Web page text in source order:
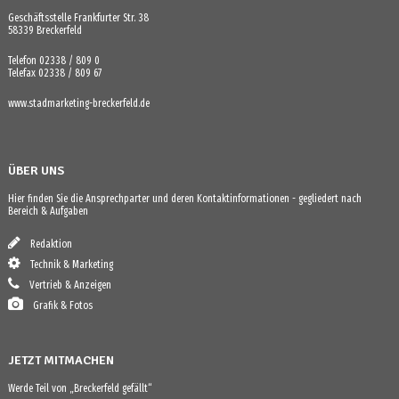
Geschäftsstelle Frankfurter Str. 38
58339 Breckerfeld
Telefon 02338 / 809 0
Telefax 02338 / 809 67
www.stadmarketing-breckerfeld.de
ÜBER UNS
Hier finden Sie die Ansprechparter und deren Kontaktinformationen - gegliedert nach
Bereich & Aufgaben
Redaktion
Technik & Marketing
Vertrieb & Anzeigen
Grafik & Fotos
JETZT MITMACHEN
Werde Teil von „Breckerfeld gefällt“